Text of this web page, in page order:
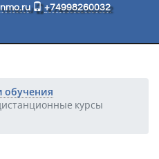
+74998260032
обучения
курсы